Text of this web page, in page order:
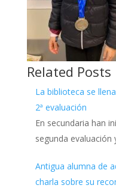
Related Posts
La biblioteca se
2ª evaluación
En secundaria han
segunda
Antigua alumna de
charla sobre su